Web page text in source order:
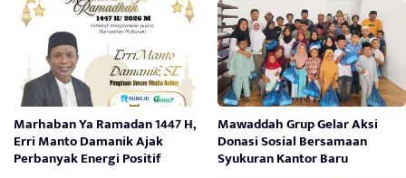
Marhaban Ya Ramadan 1447 H,
Erri Manto Damanik Ajak
Perbanyak Energi Positif
Mawaddah Grup Gelar Aksi
Donasi Sosial Bersamaan
Syukuran Kantor Baru